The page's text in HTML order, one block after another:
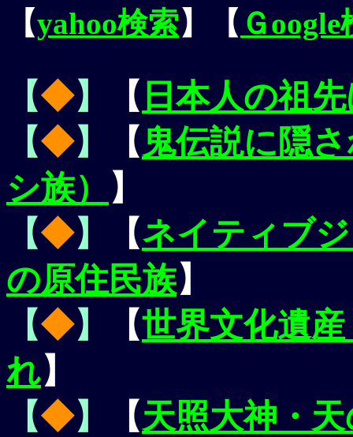
【yahoo検索】【 Ｇoogle
【◆】 【 日本人の祖先
【◆】 【鬼伝説に隠
シ族）
】
【◆】 【ネイティブ
の原住民族】
【◆】 【世界文化遺
れ】
【◆】 【天照大神 ・